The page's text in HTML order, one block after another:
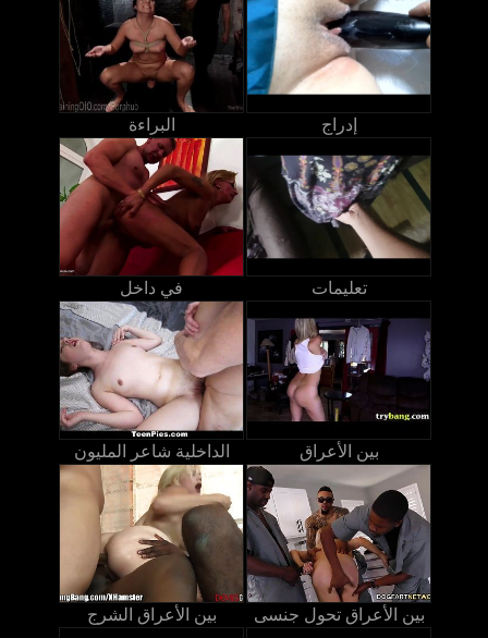
البراءة إدراج
في داخل تعليمات
الداخلية شاعر المليون بين الأعراق
بين الأعراق الشرج بين الأعراق تحول جنسى